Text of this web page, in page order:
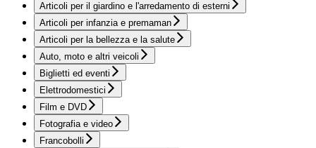
Articoli per il giardino e l'arredamento di esterni
Articoli per infanzia e premaman
Articoli per la bellezza e la salute
Auto, moto e altri veicoli
Biglietti ed eventi
Elettrodomestici
Film e DVD
Fotografia e video
Francobolli